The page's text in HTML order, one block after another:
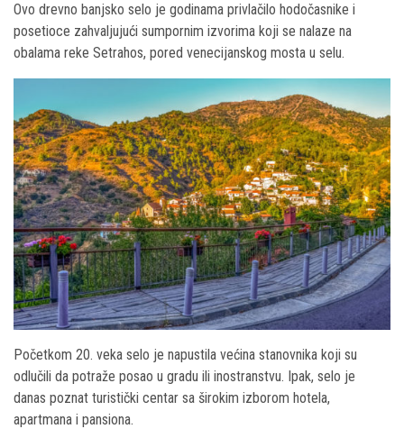
Ovo drevno banjsko selo je godinama privlačilo hodočasnike i
posetioce zahvaljujući sumpornim izvorima koji se nalaze na
obalama reke Setrahos, pored venecijanskog mosta u selu.
Početkom 20. veka selo je napustila većina stanovnika koji su
odlučili da potraže posao u gradu ili inostranstvu. Ipak, selo je
danas poznat turistički centar sa širokim izborom hotela,
apartmana i pansiona.